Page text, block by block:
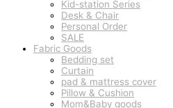
Kid-station Series
Desk & Chair
Personal Order
SALE
Fabric Goods
Bedding set
Curtain
pad & mattress cover
Pillow & Cushion
Mom&Baby goods